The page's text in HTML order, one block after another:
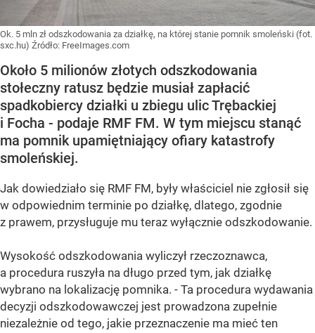
Ok. 5 mln zł odszkodowania za działkę, na której stanie pomnik smoleński (fot.
sxc.hu) Źródło: FreeImages.com
Około 5 milionów złotych odszkodowania
stołeczny ratusz będzie musiał zapłacić
spadkobiercy działki u zbiegu ulic Trębackiej
i Focha - podaje RMF FM. W tym miejscu stanąć
ma pomnik upamiętniający ofiary katastrofy
smoleńskiej.
Jak dowiedziało się RMF FM, były właściciel nie zgłosił się
w odpowiednim terminie po działkę, dlatego, zgodnie
z prawem, przysługuje mu teraz wyłącznie odszkodowanie.
Wysokość odszkodowania wyliczył rzeczoznawca,
a procedura ruszyła na długo przed tym, jak działkę
wybrano na lokalizację pomnika. - Ta procedura wydawania
decyzji odszkodowawczej jest prowadzona zupełnie
niezależnie od tego, jakie przeznaczenie ma mieć ten